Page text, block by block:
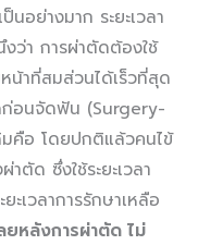
นอย่างมาก ระยะเวลา
งว่า การผ่าตัดต้องใช้
น้าที่สมส่วนได้เร็วที่สุด
ก่อนจัดฟัน (Surgery-
คือ โดยปกติแล้วคนไข้
ด ซึ่งใช้ระยะเวลา
เวลาการรักษาเหลือ
ยหลังการผ่าตัด ไม่